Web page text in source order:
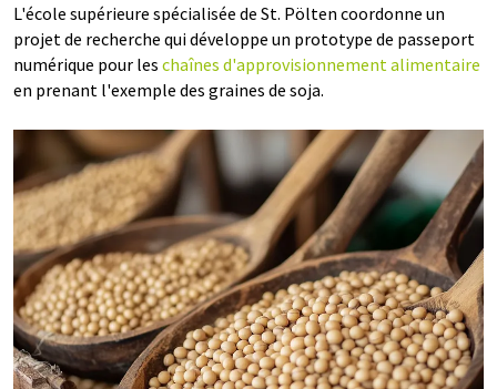
L'école supérieure spécialisée de St. Pölten coordonne un
projet de recherche qui développe un prototype de passeport
numérique pour les chaînes d'approvisionnement alimentaire
en prenant l'exemple des graines de soja.